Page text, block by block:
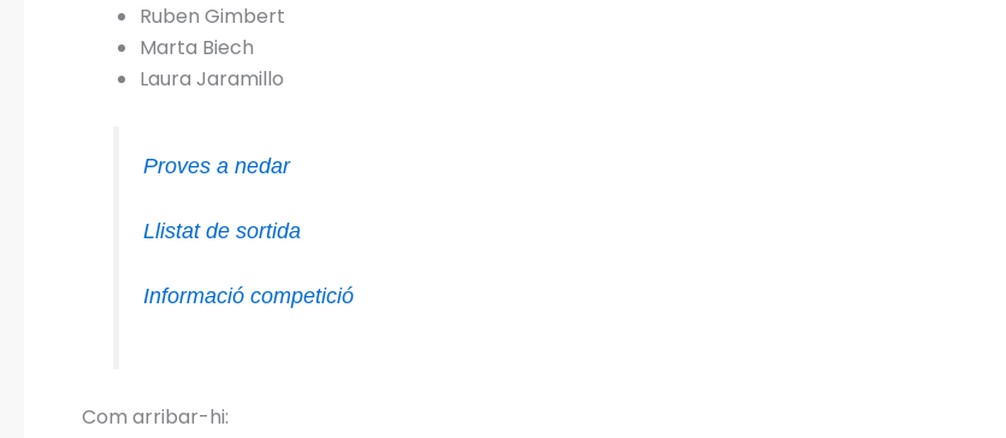
Ruben Gimbert
Marta Biech
Laura Jaramillo
Proves a nedar
Llistat de sortida
Informació competició
Com arribar-hi: